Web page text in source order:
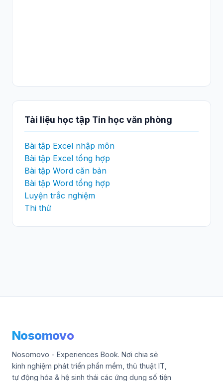
Tài liệu học tập Tin học văn phòng
Bài tập Excel nhập môn
Bài tập Excel tổng hợp
Bài tập Word căn bản
Bài tập Word tổng hợp
Luyện trắc nghiệm
Thi thử
Nosomovo
Nosomovo - Experiences Book. Nơi chia sẻ
kinh nghiệm phát triển phần mềm, thủ thuật IT,
tự động hóa & hệ sinh thái các ứng dụng số tiện